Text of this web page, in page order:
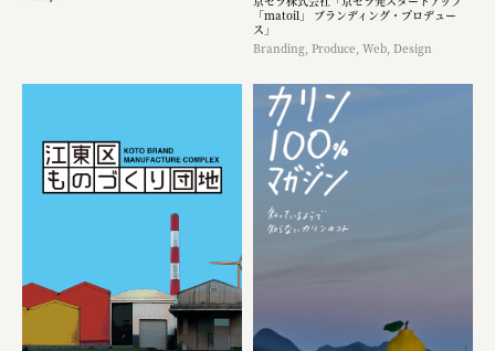
「matoil」 ブランディング・プロデュー
ス」
Branding, Produce, Web, Design